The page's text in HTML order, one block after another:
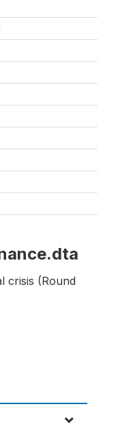
crisis (Round